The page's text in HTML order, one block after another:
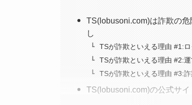
TS(lobusoni.com)は詐欺の
し
TSが詐欺といえる理由 #1:
TSが詐欺といえる理由 #2:
TSが詐欺といえる理由 #3:
TS(lobusoni.com)の公式サイ